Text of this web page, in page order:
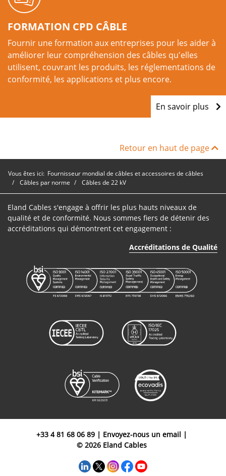
FORMATION CPD CÂBLE
Fournir une formation aux entreprises pour les aider à
améliorer leur compréhension des câbles qu'elles
utilisent, couvrant les produits, les réglementations de
conformité, les applications et plus encore.
En savoir plus
Retour en haut de page
Vous êtes ici: Fournisseur mondial de câbles et accessoires de câbles
Câbles par norme
Câbles de 22 kV
Eland Cables s'engage à offrir les plus hauts niveaux de
qualité et de conformité. Nous sommes fiers de détenir des
accréditations qui démontrent cet engagement :
Accréditations de Qualité
+33 4 81 68 06 89 | Envoyez-nous un email |
© 2026 Eland Cables